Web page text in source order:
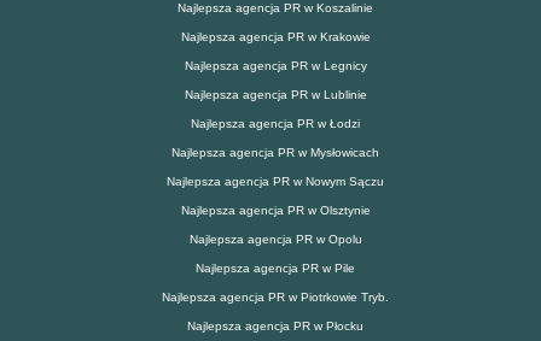
Najlepsza agencja PR w Koszalinie
Najlepsza agencja PR w Krakowie
Najlepsza agencja PR w Legnicy
Najlepsza agencja PR w Lublinie
Najlepsza agencja PR w Łodzi
Najlepsza agencja PR w Mysłowicach
Najlepsza agencja PR w Nowym Sączu
Najlepsza agencja PR w Olsztynie
Najlepsza agencja PR w Opolu
Najlepsza agencja PR w Pile
Najlepsza agencja PR w Piotrkowie Tryb.
Najlepsza agencja PR w Płocku